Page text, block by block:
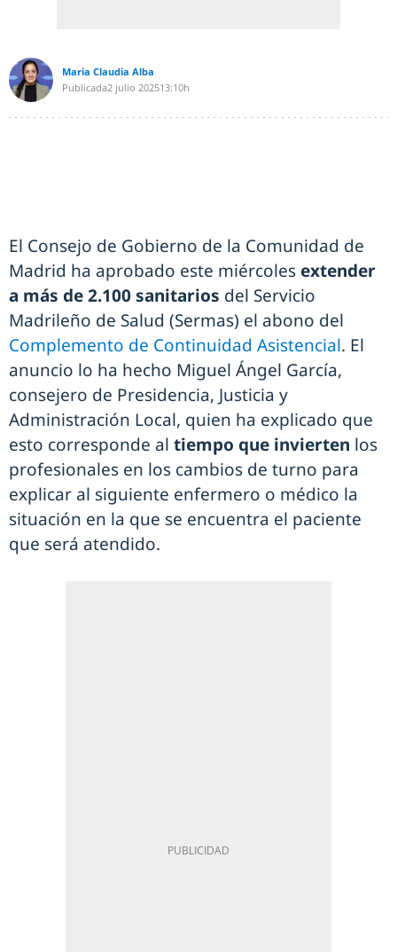
Maria Claudia Alba
Publicada2 julio 202513:10h
El Consejo de Gobierno de la Comunidad de
Madrid ha aprobado este miércoles extender
a más de 2.100 sanitarios del Servicio
Madrileño de Salud (Sermas) el abono del
Complemento de Continuidad Asistencial. El
anuncio lo ha hecho Miguel Ángel García,
consejero de Presidencia, Justicia y
Administración Local, quien ha explicado que
esto corresponde al tiempo que invierten los
profesionales en los cambios de turno para
explicar al siguiente enfermero o médico la
situación en la que se encuentra el paciente
que será atendido.